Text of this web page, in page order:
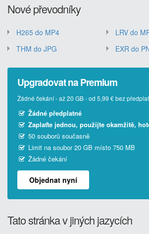
Nové převodníky
H265 do MP4
LRV do
THM do JPG
EXR do
Upgradovat na Premium
Žádné čekání - až 20 GB - od 5,99 € bez
Žádné předplatné
Zaplaťte jednou, použijte okamžitě,
50 souborů současně
Limit na soubor 20 GB místo 750 MB
Žádné čekání
Objednat nyní
Tato stránka v jiných jazycích